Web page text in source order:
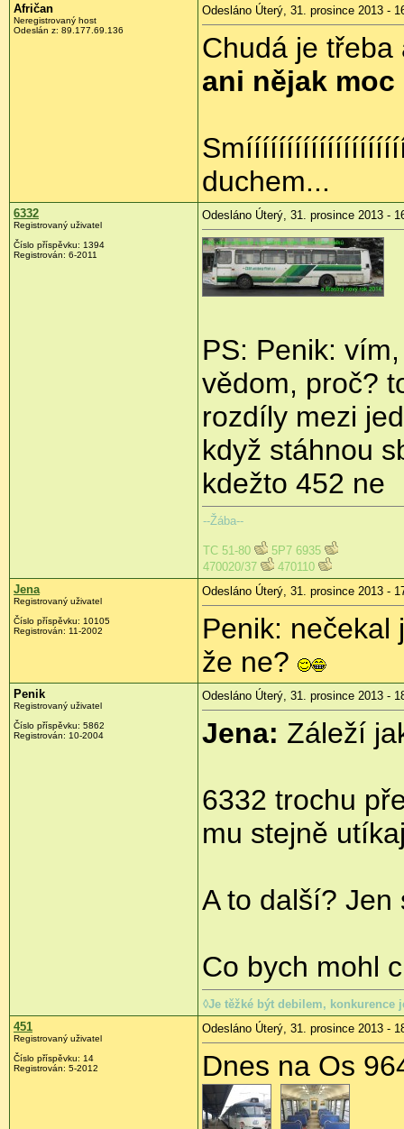
Afričan
Neregistrovaný host
Odeslán z: 89.177.69.136
Odesláno Úterý, 31. prosince 2013 -
Chudá je
ani nějak
duchem...
6332
Registrovaný uživatel
Číslo příspěvku: 1394
Registrován: 6-2011
Odesláno Úterý, 31. prosince 2013 -
PS: Penik:
vědom, proč?
rozdíly mezi
když stáhnou
kdežto 452 ne
--Žába--
TC 51-80
5P7 6935
470020/37
470110
Jena
Registrovaný uživatel
Číslo příspěvku: 10105
Registrován: 11-2002
Odesláno Úterý, 31. prosince 2013 -
Penik: nečekal
že ne?
Penik
Registrovaný uživatel
Číslo příspěvku: 5862
Registrován: 10-2004
Odesláno Úterý, 31. prosince 2013 -
Jena: Záleží
6332 trochu
mu stejně
A to další? Jen
Co bych mohl
◊Je těžké být debilem, konkurence
451
Registrovaný uživatel
Číslo příspěvku: 14
Registrován: 5-2012
Odesláno Úterý, 31. prosince 2013 -
Dnes na Os